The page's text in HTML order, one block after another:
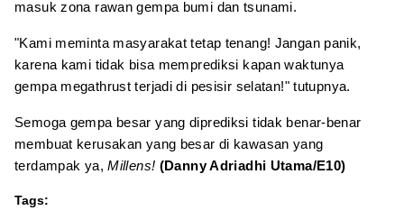
masuk zona rawan gempa bumi dan tsunami.
"Kami meminta masyarakat tetap tenang! Jangan panik,
karena kami tidak bisa memprediksi kapan waktunya
gempa megathrust terjadi di pesisir selatan!" tutupnya.
Semoga gempa besar yang diprediksi tidak benar-benar
membuat kerusakan yang besar di kawasan yang
terdampak ya,Millens! (Danny Adriadhi Utama/E10)
Tags: